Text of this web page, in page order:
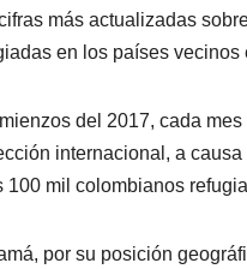
más actualizadas
en los países
del 2017, cada
internacional, a
100 mil colombianos
por su posición